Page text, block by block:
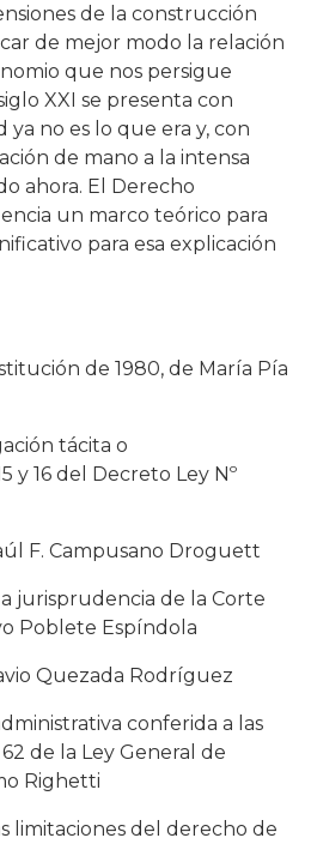
de la construcción
de mejor modo la relación
que nos persigue
XXI se presenta con
no es lo que era y, con
de mano a la intensa
ahora. El Derecho
un marco teórico para
para esa explicación
de 1980, de María Pía
tácita o
y 16 del Decreto Ley Nº
F. Campusano Droguett
jurisprudencia de la Corte
Poblete Espíndola
Quezada Rodríguez
conferida a las
de la Ley General de
Righetti
limitaciones del derecho de